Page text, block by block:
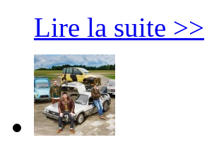
Lire la suite >>